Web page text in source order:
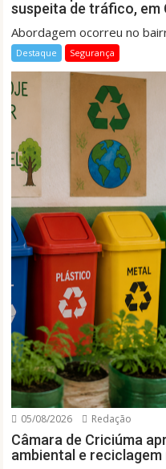
suspeita de tráfico, em
Abordagem ocorreu no
Destaque Segurança
05/08/2026 Redação
Câmara de Criciúma
ambiental e reciclagem